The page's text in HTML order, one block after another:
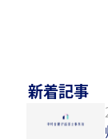
新着記事